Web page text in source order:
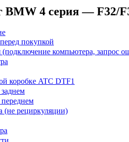
BMW 4 серия — F32/
покупкой
(подключение компьютера, запрос
коробке ATC DTF1
переднем
(не рециркуляции)